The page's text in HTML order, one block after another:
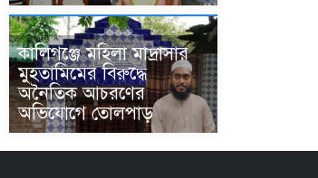
কালিগঞ্জে মহিলা মাদ্রাসার
মুহতামিমের বিরুদ্ধে
অনৈতিক আচরণের
অভিযোগে তোলপাড়